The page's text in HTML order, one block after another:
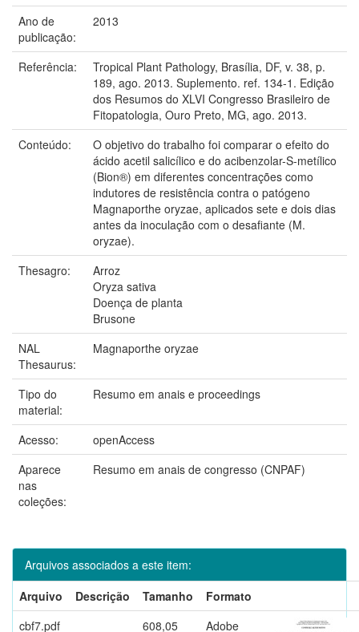
Ano de
publicação:
2013
Referência:
Tropical Plant Pathology, Brasília, DF, v. 38, p.
189, ago. 2013. Suplemento. ref. 134-1. Edição
dos Resumos do XLVI Congresso Brasileiro de
Fitopatologia, Ouro Preto, MG, ago. 2013.
Conteúdo:
O objetivo do trabalho foi comparar o efeito do
ácido acetil salicílico e do acibenzolar-S-metílico
(Bion®) em diferentes concentrações como
indutores de resistência contra o patógeno
Magnaporthe oryzae, aplicados sete e dois dias
antes da inoculação com o desafiante (M.
oryzae).
Thesagro:
Arroz
Oryza sativa
Doença de planta
Brusone
NAL
Thesaurus:
Magnaporthe oryzae
Tipo do
material:
Resumo em anais e proceedings
Acesso:
openAccess
Aparece
nas
coleções:
Resumo em anais de congresso (CNPAF)
Arquivos associados a este item:
Arquivo
Descrição Tamanho
Formato
cbf7.pdf
608,05
Adobe